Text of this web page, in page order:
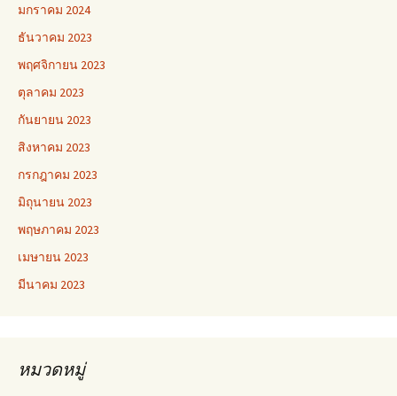
มกราคม 2024
ธันวาคม 2023
พฤศจิกายน 2023
ตุลาคม 2023
กันยายน 2023
สิงหาคม 2023
กรกฎาคม 2023
มิถุนายน 2023
พฤษภาคม 2023
เมษายน 2023
มีนาคม 2023
หมวดหมู่